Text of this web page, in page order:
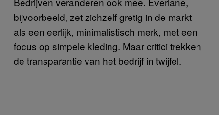
bijvoorbeeld, zet zichzelf gretig in de markt
als een eerlijk, minimalistisch merk, met een
focus op simpele kleding. Maar critici trekken
de transparantie van het bedrijf in twijfel.